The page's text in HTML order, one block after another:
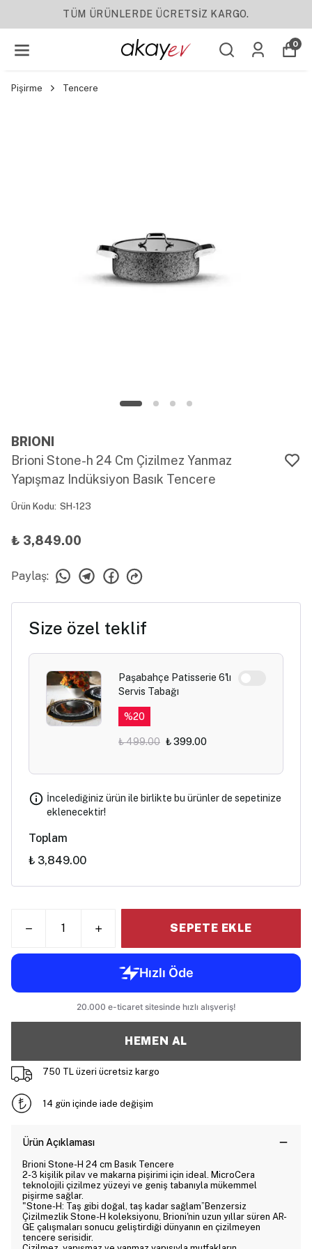
YENI SEZON ÜRÜNLER
0
Pişirme Tencere
BRIONI
Brioni Stone-h 24 Cm Çizilmez Yanmaz
Yapışmaz Indüksiyon Basık Tencere
Ürün Kodu: SH-123
₺ 3,849.00
Paylaş:
Size özel teklif
Paşabahçe Patisserie 6'lı
Servis Tabağı
%20
₺ 499.00 ₺ 399.00
İncelediğiniz ürün ile birlikte bu ürünler de sepetinize
eklenecektir!
Toplam
₺ 3,849.00
SEPETE EKLE
HEMEN AL
750 TL üzeri ücretsiz kargo
14 gün içinde iade değişim
Ürün Açıklaması
Brioni Stone-H 24 cm Basık Tencere
2-3 kişilik pilav ve makarna pişirimi için ideal. MicroCera
teknolojili çizilmez yüzeyi ve geniş tabanıyla mükemmel
pişirme sağlar.
"Stone-H: Taş gibi doğal, taş kadar sağlam”Benzersiz
Çizilmezlik Stone-H koleksiyonu, Brioni'nin uzun yıllar süren AR-
GE çalışmaları sonucu geliştirdiği dünyanın en çizilmeyen
tencere serisidir.